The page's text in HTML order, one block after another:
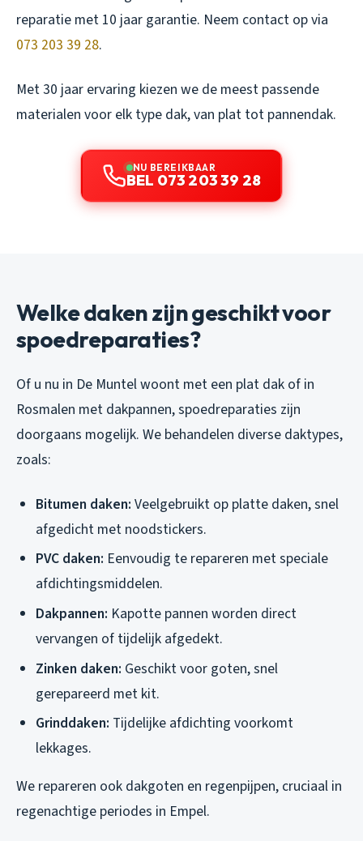
reparatie met 10 jaar garantie. Neem contact op via
073 203 39 28.
Met 30 jaar ervaring kiezen we de meest passende
materialen voor elk type dak, van plat tot pannendak.
NU BEREIKBAAR
BEL 073 203 39 28
Welke daken zijn geschikt voor
spoedreparaties?
Of u nu in De Muntel woont met een plat dak of in
Rosmalen met dakpannen, spoedreparaties zijn
doorgaans mogelijk. We behandelen diverse daktypes,
zoals:
Bitumen daken: Veelgebruikt op platte daken, snel
afgedicht met noodstickers.
PVC daken: Eenvoudig te repareren met speciale
afdichtingsmiddelen.
Dakpannen: Kapotte pannen worden direct
vervangen of tijdelijk afgedekt.
Zinken daken: Geschikt voor goten, snel
gerepareerd met kit.
Grinddaken: Tijdelijke afdichting voorkomt
lekkages.
We repareren ook dakgoten en regenpijpen, cruciaal in
regenachtige periodes in Empel.